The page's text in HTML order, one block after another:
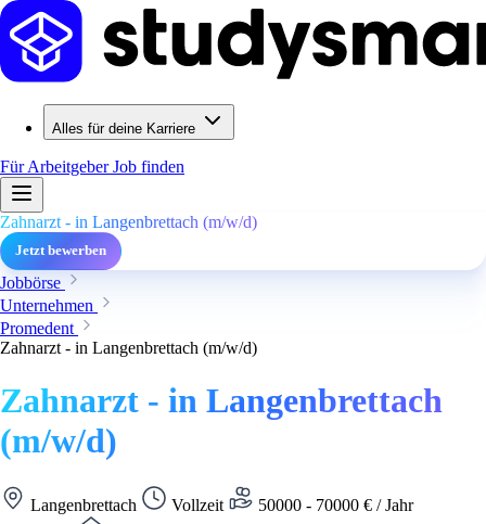
Alles für deine Karriere
Für ArbeitgeberJob finden
Zahnarzt - in Langenbrettach (m/w/d)
Jetzt bewerben
Jobbörse
Unternehmen
Promedent
Zahnarzt - in Langenbrettach (m/w/d)
Zahnarzt - in Langenbrettach
(m/w/d)
Langenbrettach Vollzeit
50000 - 70000 € / Jahr